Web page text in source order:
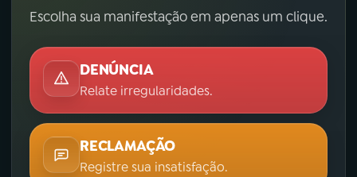
Escolha sua manifestação em apenas um clique.
DENÚNCIA
Relate irregularidades.
RECLAMAÇÃO
Registre sua insatisfação.